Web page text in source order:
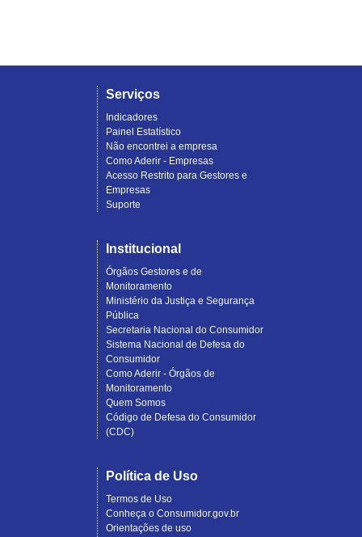
Serviços
Indicadores
Painel Estatístico
Não encontrei a empresa
Como Aderir - Empresas
Acesso Restrito para Gestores e
Empresas
Suporte
Institucional
Órgãos Gestores e de
Monitoramento
Ministério da Justiça e Segurança
Pública
Secretaria Nacional do Consumidor
Sistema Nacional de Defesa do
Consumidor
Como Aderir - Órgãos de
Monitoramento
Quem Somos
Código de Defesa do Consumidor
(CDC)
Política de Uso
Termos de Uso
Conheça o Consumidor.gov.br
Orientações de uso